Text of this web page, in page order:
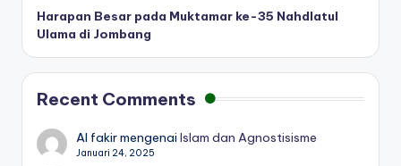
Harapan Besar pada Muktamar ke-35 Nahdlatul
Ulama di Jombang
Recent Comments
Al fakirmengenaiIslam dan Agnostisisme
Januari 24, 2025